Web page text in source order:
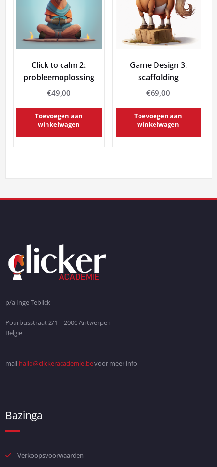
Click to calm 2:
probleemoplossing
€49,00
Toevoegen aan
winkelwagen
Game Design 3:
scaffolding
€69,00
Toevoegen aan
winkelwagen
p/a Inge Teblick
Pourbusstraat 2/1 | 2000 Antwerpen |
België
mail hallo@clickeracademie.bevoor meer info
Bazinga
Verkoopsvoorwaarden